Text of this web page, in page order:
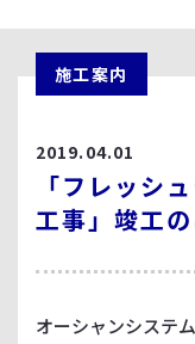
施工案内
2019.04.01
「フレッシ
工事」竣工
オーシャンシステ